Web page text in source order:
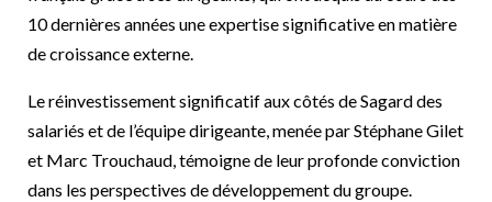
10 dernières années une expertise significative en matière
de croissance externe.
Le réinvestissement significatif aux côtés de Sagard des
salariés et de l’équipe dirigeante, menée par Stéphane Gilet
et Marc Trouchaud, témoigne de leur profonde conviction
dans les perspectives de développement du groupe.